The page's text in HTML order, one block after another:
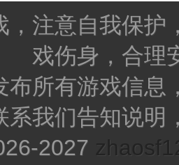
，注意自我保护
戏伤身，合理
布所有游戏信息
系我们告知说明
2027